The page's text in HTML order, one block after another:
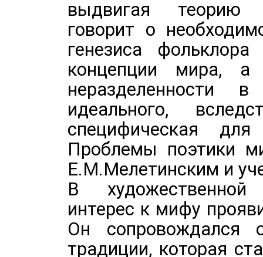
выдвигая теорию
говорит о
генезиса
концепции мира, а
неразделенности
идеального,
специфическая
Проблемы поэтики
Е.М.Мелетинским и
В
интерес к мифу
Он сопровождался
традиции, которая